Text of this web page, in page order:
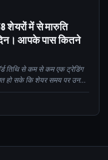
शेयरों में से मारुति
आपके पास कितने
तिथि से कम से कम एक ट्रेडिंग
हो सके कि शेयर समय पर उनके